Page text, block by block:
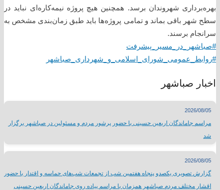
بهره‌برداری شهروندان برسد. همچنین هیچ پروژه نیمه‌کاره‌ای نباید در
سطح شهر باقی بماند و تمامی پروژه‌ها باید طبق زمان‌بندی مشخص به
سرانجام برسند.
#صباشهر_در_مسیر_پیشرفت
#روابط_عمومی_شورای_اسلامی_و_شهرداری_صباشهر
اخبار صباشهر
2026/08/05
مراسم جاماندگان اربعین حسینی با حضور پرشور مردم و مسئولین در صباشهر برگزار
شد
2026/08/05
گزارش تصویری یکصدو پنجاه هفتمین شب از تجمعات شب‌های حماسه و اقتدار با حضور
اقشار مختلف مردم صباشهر همزمان با مراسم پیاده روی جاماندگان اربعین حسینی